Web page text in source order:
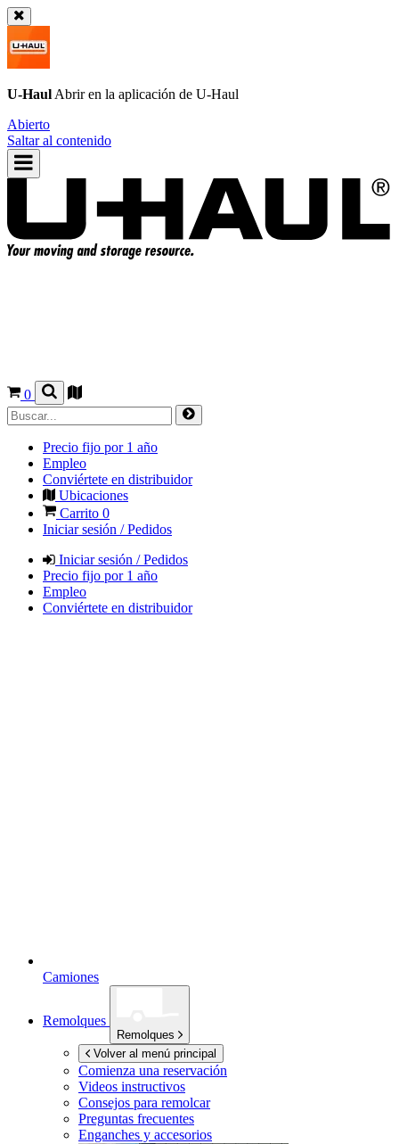
U-Haul Abrir en la aplicación de U-Haul
Abierto
Saltar al contenido
0
Precio fijo por 1 año
Empleo
Conviértete en distribuidor
Ubicaciones
Carrito 0
Iniciar sesión / Pedidos
Iniciar sesión / Pedidos
Precio fijo por 1 año
Empleo
Conviértete en distribuidor
Camiones
Remolques
Remolques
Volver al menú principal
Comienza una reservación
Videos instructivos
Consejos para remolcar
Preguntas frecuentes
Enganches y accesorios